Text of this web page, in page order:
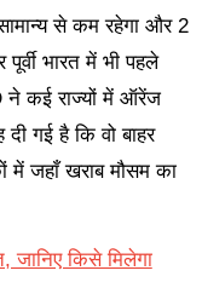
से कम रहेगा और 2
भारत में भी पहले
ने कई राज्यों में ऑरेंज
गई है कि वो बाहर
जहाँ खराब मौसम का
जानिए किसे मिलेगा